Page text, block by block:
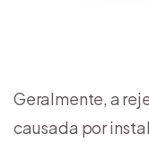
Geralmente, a
causada por